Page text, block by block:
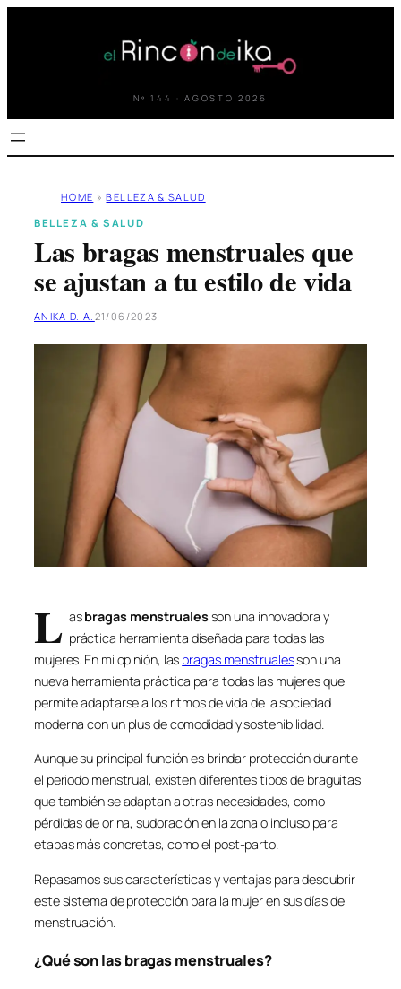
Nº 144 · AGOSTO 2026
HOME » BELLEZA & SALUD
BELLEZA & SALUD
Las bragas menstruales que
se ajustan a tu estilo de vida
ANIKA D. A. 21/06/2023
L asbragas menstrualesson una innovadora y
práctica herramienta diseñada para todas las
mujeres. En mi opinión, las bragas menstrualesson una
nueva herramienta práctica para todas las mujeres que
permite adaptarse a los ritmos de vida de la sociedad
moderna con un plus de comodidad y sostenibilidad.
Aunque su principal función es brindar protección durante
el periodo menstrual, existen diferentes tipos de braguitas
que también se adaptan a otras necesidades, como
pérdidas de orina, sudoración en la zona o incluso para
etapas más concretas, como el post-parto.
Repasamos sus características y ventajas para descubrir
este sistema de protección para la mujer en sus días de
menstruación.
¿Qué son las bragas menstruales?